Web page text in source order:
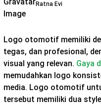
Ratna Evi
Logo otomotif memiliki
tegas, dan profesional,
visual yang relevan. Gaya
memudahkan logo
media. Logo otomotif
tersebut memiliki dua